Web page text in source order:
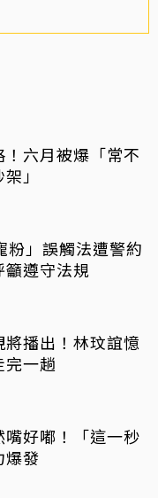
六月被爆「常不
」
粉」誤觸法遭警約
籲遵守法規
將播出！林玟誼憶
完一趟
好嘟！「這一秒
爆發